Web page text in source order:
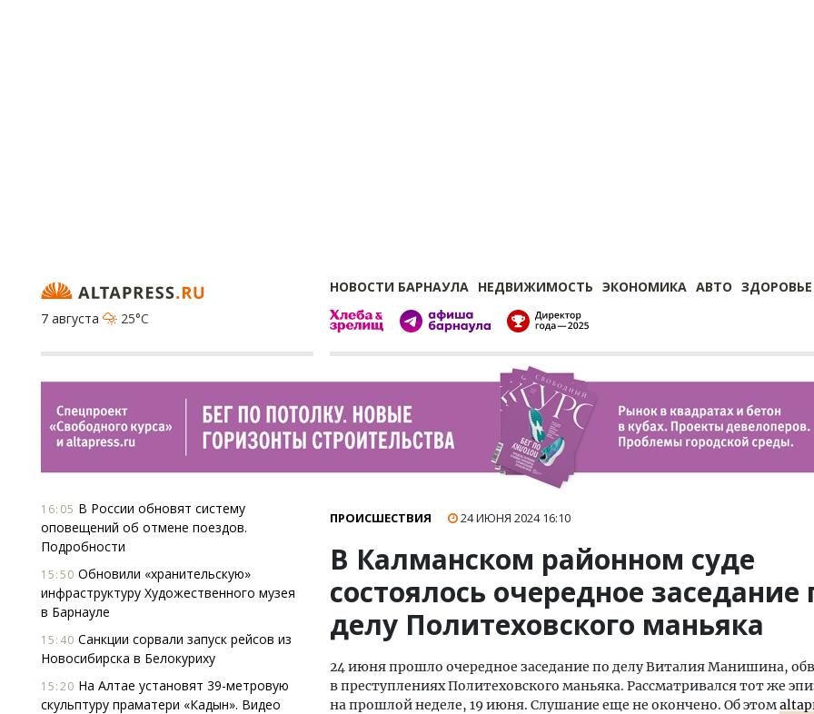
НОВОСТИ БАРНАУЛА НЕДВИЖИМОСТЬ ЭКОНОМИКА АВТО ЗДОРОВЬЕ
7 августа
25°C
16:05 В России обновят систему
оповещений об отмене поездов.
Подробности
15:50 Обновили «хранительскую»
инфраструктуру Художественного музея
в Барнауле
15:40 Санкции сорвали запуск рейсов из
Новосибирска в Белокуриху
15:20 На Алтае установят 39-метровую
скульптуру праматери «Кадын». Видео
ПРОИСШЕСТВИЯ 24 ИЮНЯ 202416:10
В Калманском районном суде
состоялось очередное заседание
делу Политеховского маньяка
24 июня прошло очередное заседание по делу Виталия Манишина,
в преступлениях Политеховского маньяка. Рассматривался тот же
на прошлой неделе, 19 июня. Слушание еще не окончено. Об этом